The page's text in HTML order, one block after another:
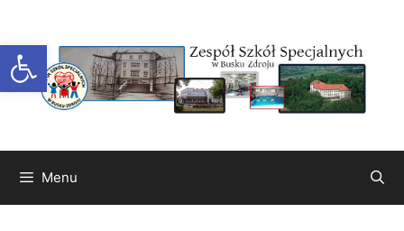
Otwórz pasek narzędzi
treści
Menu